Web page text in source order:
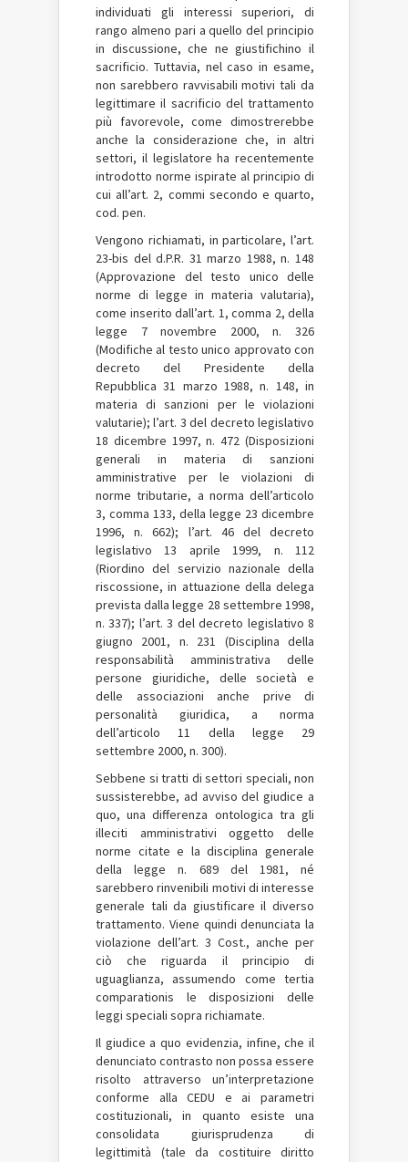
individuati gli interessi superiori, di
rango almeno pari a quello del principio
in discussione, che ne giustifichino il
sacrificio. Tuttavia, nel caso in esame,
non sarebbero ravvisabili motivi tali da
legittimare il sacrificio del trattamento
più favorevole, come dimostrerebbe
anche la considerazione che, in altri
settori, il legislatore ha recentemente
introdotto norme ispirate al principio di
cui all’art. 2, commi secondo e quarto,
cod. pen.
Vengono richiamati, in particolare, l’art.
23-bis del d.P.R. 31 marzo 1988, n. 148
(Approvazione del testo unico delle
norme di legge in materia valutaria),
come inserito dall’art. 1, comma 2, della
legge 7 novembre 2000, n. 326
(Modifiche al testo unico approvato con
decreto del Presidente della
Repubblica 31 marzo 1988, n. 148, in
materia di sanzioni per le violazioni
valutarie); l’art. 3 del decreto legislativo
18 dicembre 1997, n. 472 (Disposizioni
generali in materia di sanzioni
amministrative per le violazioni di
norme tributarie, a norma dell’articolo
3, comma 133, della legge 23 dicembre
1996, n. 662); l’art. 46 del decreto
legislativo 13 aprile 1999, n. 112
(Riordino del servizio nazionale della
riscossione, in attuazione della delega
prevista dalla legge 28 settembre 1998,
n. 337); l’art. 3 del decreto legislativo 8
giugno 2001, n. 231 (Disciplina della
responsabilità amministrativa delle
persone giuridiche, delle società e
delle associazioni anche prive di
personalità giuridica, a norma
dell’articolo 11 della legge 29
settembre 2000, n. 300).
Sebbene si tratti di settori speciali, non
sussisterebbe, ad avviso del giudice a
quo, una differenza ontologica tra gli
illeciti amministrativi oggetto delle
norme citate e la disciplina generale
della legge n. 689 del 1981, né
sarebbero rinvenibili motivi di interesse
generale tali da giustificare il diverso
trattamento. Viene quindi denunciata la
violazione dell’art. 3 Cost., anche per
ciò che riguarda il principio di
uguaglianza, assumendo come tertia
comparationis le disposizioni delle
leggi speciali sopra richiamate.
Il giudice a quo evidenzia, infine, che il
denunciato contrasto non possa essere
risolto attraverso un’interpretazione
conforme alla CEDU e ai parametri
costituzionali, in quanto esiste una
consolidata giurisprudenza di
legittimità (tale da costituire diritto